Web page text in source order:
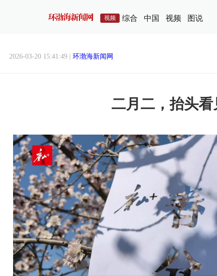
视频 综合 中国 视频 图说
2026-03-20 15:41:49 | 环渤海新闻网
二月二，抬头看